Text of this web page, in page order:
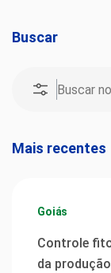
Buscar
Mais recentes
Goiás
Controle
da